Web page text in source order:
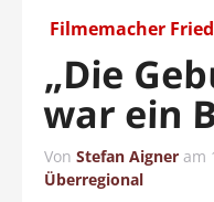
Filmemacher
„Die
war ein
Von Stefan Aigner am
Überregional